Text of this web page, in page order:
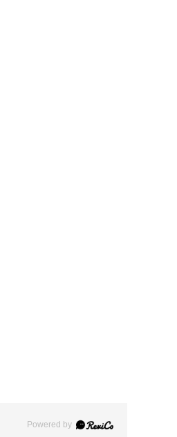
Powered by